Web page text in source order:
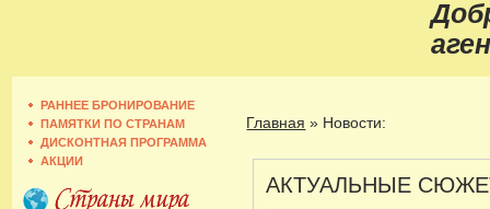
РАННЕЕ БРОНИРОВАНИЕ
ПАМЯТКИ ПО СТРАНАМ
ДИСКОНТНАЯ ПРОГРАММА
АКЦИИ
Главная » Новости:
АКТУАЛЬНЫЕ